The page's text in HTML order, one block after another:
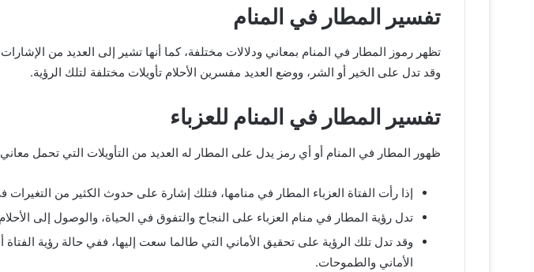
تفسير المطار في المنام
تظهر رموز المطار في المنام بمعاني ودلالات مختلفة، كما أنها تشير إلى العديد من
وقد تدل على الخير أو الشر، ووضع العديد مفسرين الأحلام تأويلات مختلفة لتلك الرؤية.
تفسير المطار في المنام للعزباء
ظهور المطار في المنام أو أي رمز يدل على المطار له العديد من التأويلات التي تحمل
إذا رأت الفتاة العزباء المطار في منامها، فتلك إشارة على حدوث الكثير من التغيرات
تدل رؤية المطار في منام العزباء على النجاح والتفوق في الحياة، والوصول إلى
وقد تدل تلك الرؤية على تحقيق الأماني التي طالما سعت إليها، ففي حالة رؤية
الأماني والطموحات.